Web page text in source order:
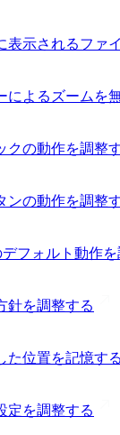
表示されるファ
によるズームを
クの動作を調整
ンの動作を調整
デフォルト動作
針を調整する
た位置を記憶す
定を調整する